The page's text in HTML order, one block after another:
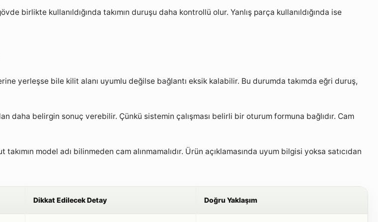
birlikte kullanıldığında takımın duruşu daha kontrollü olur. Yanlış parça kullanıldığında ise
yerleşse bile kilit alanı uyumlu değilse bağlantı eksik kalabilir. Bu durumda takımda eğri duruş,
daha belirgin sonuç verebilir. Çünkü sistemin çalışması belirli bir oturum formuna bağlıdır. Cam
model adı bilinmeden cam alınmamalıdır. Ürün açıklamasında uyum bilgisi yoksa satıcıdan
Dikkat Edilecek Detay Doğru Yaklaşım